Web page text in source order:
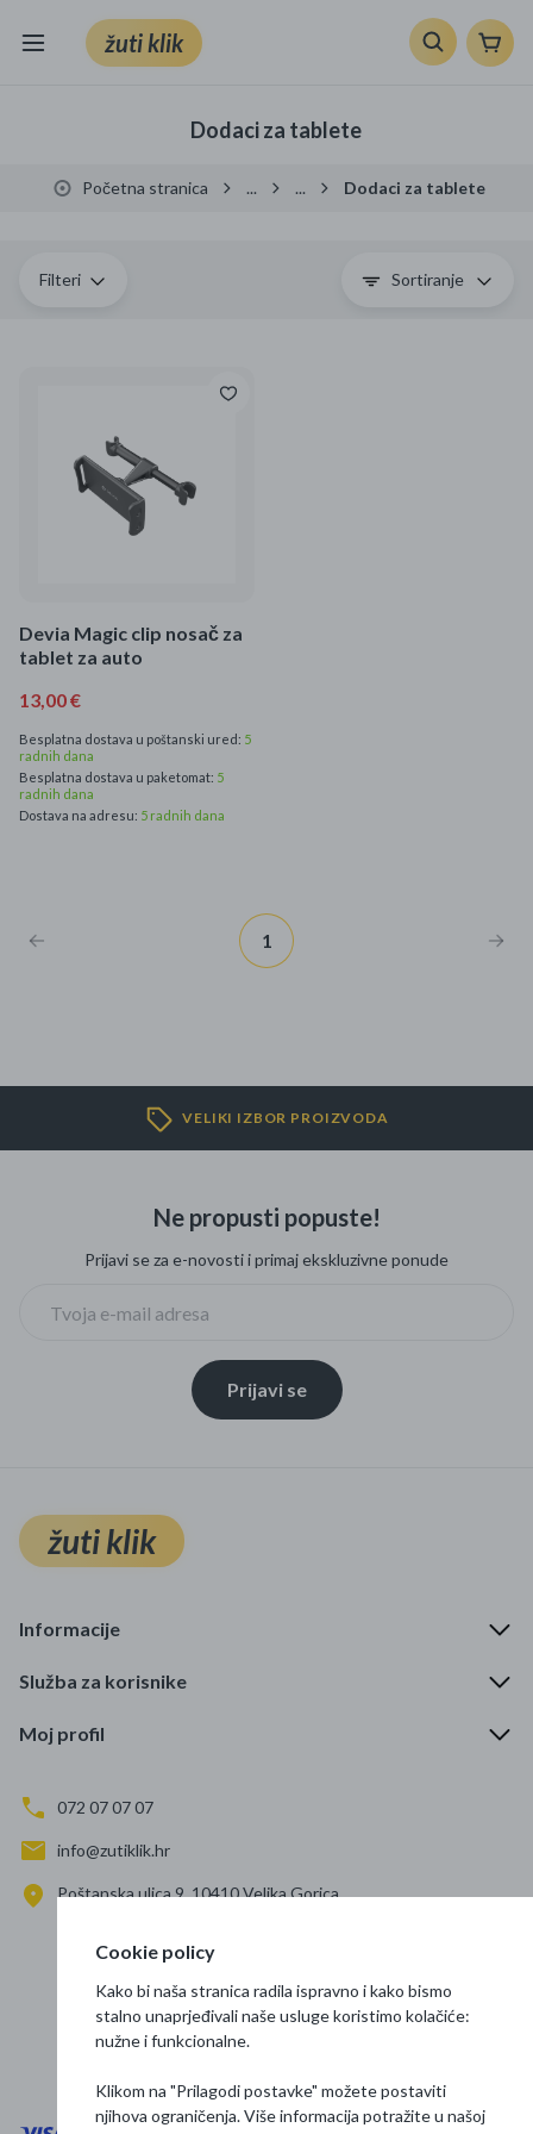
žuti klik
TV, audio i foto
Sport i slobodno vrijeme
Ljepota i zdravlje
Kućanski aparati
Specijalne kategorije
Ograničena cijena
Dodaci za tablete
Početna stranica ... ... Dodaci za tablete
Filteri Sortiranje
Devia Magic clip nosač za
tablet za auto
13,00 €
Besplatna dostava u poštanski ured: 5
radnih dana
Besplatna dostava u paketomat: 5
radnih dana
Dostava na adresu: 5 radnih dana
1
VELIKI IZBOR PROIZVODA
Ne propusti popuste!
Prijavi se za e-novosti i primaj ekskluzivne ponude
Prijavi se
žuti klik
Informacije
Služba za korisnike
Moj profil
072 07 07 07
info@zutiklik.hr
Poštanska ulica 9, 10410 Velika Gorica
Prati nas
Cookie policy
Kako bi naša stranica radila ispravno i kako bismo
stalno unaprjeđivali naše usluge koristimo kolačiće:
nužne i funkcionalne.
Klikom na "Prilagodi postavke" možete postaviti
njihova ograničenja. Više informacija potražite u našoj